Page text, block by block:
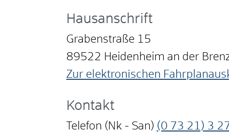
Hausanschrift
Grabenstraße 15
89522 Heidenheim an der
Zur elektronischen
Kontakt
Telefon (Nk - San) (0 73 21) 3